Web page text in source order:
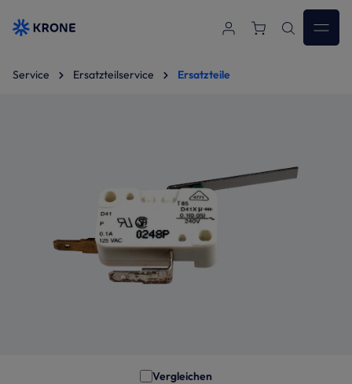
Zum Hauptinhalt springen
Service Ersatzteilservice Ersatzteile
Vergleichen